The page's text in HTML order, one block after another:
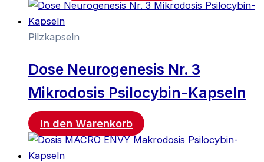
Pilzkapseln
Dose Neurogenesis Nr. 3
Mikrodosis Psilocybin-Kapseln
In den Warenkorb